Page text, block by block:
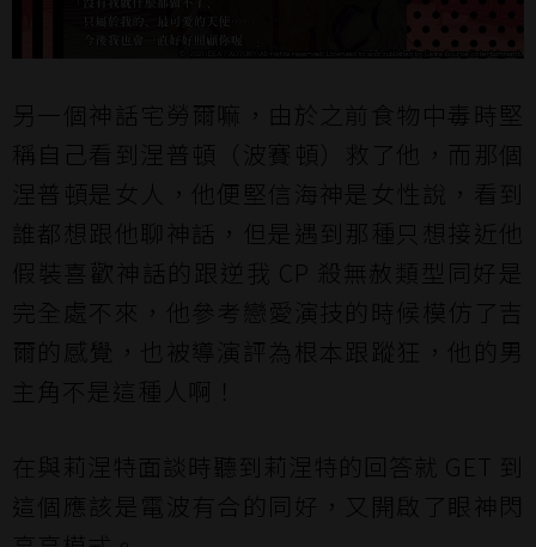
另一個神話宅勞爾嘛，由於之前食物中毒時堅
稱自己看到涅普頓（波賽頓）救了他，而那個
涅普頓是女人，他便堅信海神是女性說，看到
誰都想跟他聊神話，但是遇到那種只想接近他
假裝喜歡神話的跟逆我 CP 殺無赦類型同好是
完全處不來，他參考戀愛演技的時候模仿了吉
爾的感覺，也被導演評為根本跟蹤狂，他的男
主角不是這種人啊！
在與莉涅特面談時聽到莉涅特的回答就 GET 到
這個應該是電波有合的同好，又開啟了眼神閃